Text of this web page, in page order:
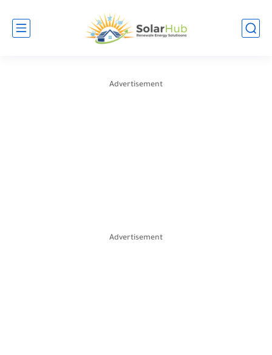
Advertisement
Advertisement